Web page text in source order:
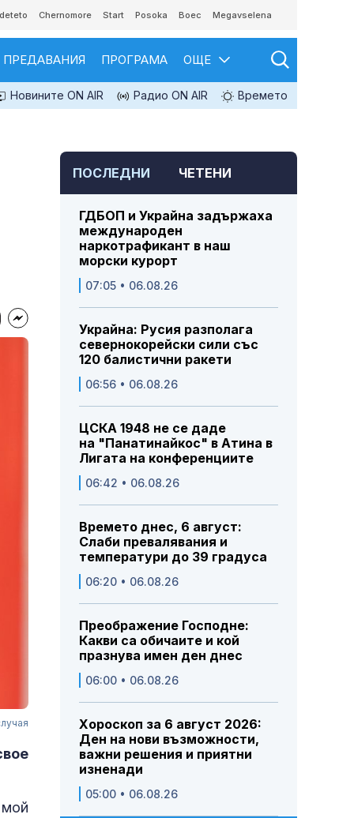
Chernomore Start Posoka Boec Megavselena
ПРЕДАВАНИЯ ПРОГРАМА ОЩЕ
Новините ON AIR Радио ON AIR Времето
ПОСЛЕДНИ ЧЕТЕНИ
ГДБОП и Украйна задържаха
международен
наркотрафикант в наш
морски курорт
07:05 • 06.08.26
Украйна: Русия разполага
севернокорейски сили със
120 балистични ракети
06:56 • 06.08.26
ЦСКА 1948 не се даде
на "Панатинайкос" в Атина в
Лигата на конференциите
06:42 • 06.08.26
Времето днес, 6 август:
Слаби превалявания и
температури до 39 градуса
06:20 • 06.08.26
Преображение Господне:
Какви са обичаите и кой
празнува имен ден днес
06:00 • 06.08.26
Хороскоп за 6 август 2026:
Ден на нови възможности,
важни решения и приятни
изненади
05:00 • 06.08.26